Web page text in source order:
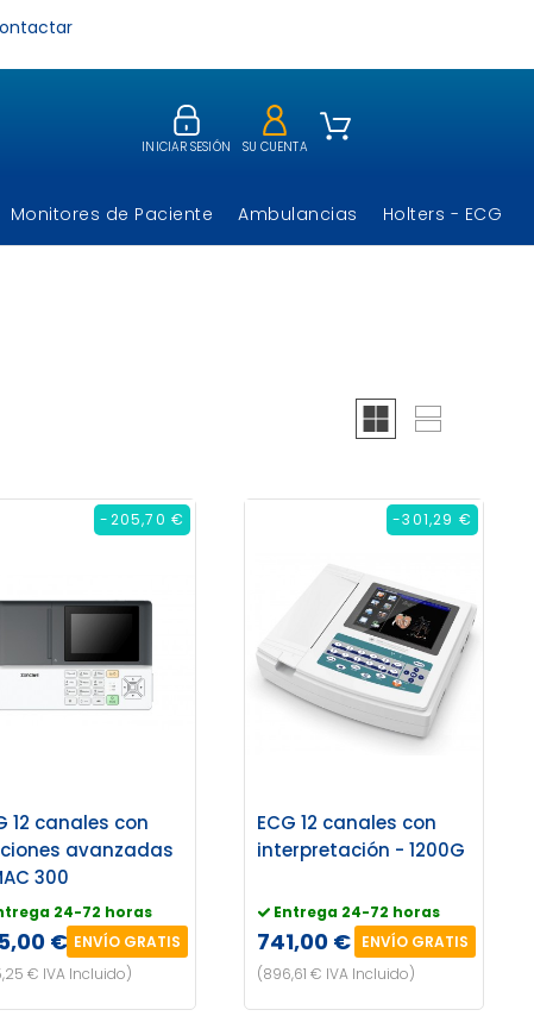
INICIAR SESIÓN SU CUENTA
Monitores de Paciente Ambulancias Holters - ECG
12 canales con
avanzadas
300
24-72 horas
€ ENVÍO GRATIS
€ IVA Incluido)
-205,70 €
ECG 12 canales con
interpretación - 1200G
Entrega 24-72 horas
741,00 € ENVÍO GRATIS
(896,61 € IVA Incluido)
-301,29 €